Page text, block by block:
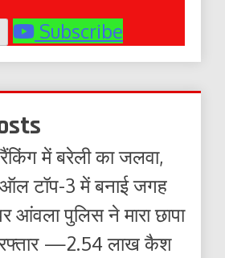
Subscribe
में बरेली का जलवा,
टॉप-3 में बनाई जगह
पुलिस ने मारा छापा
—2.54 लाख कैश